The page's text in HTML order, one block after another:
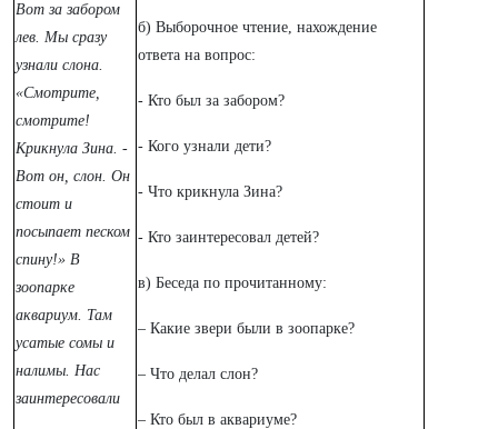
Вот за забором
лев. Мы сразу
узнали слона.
«Смотрите,
смотрите!
Крикнула Зина. -
Вот он, слон. Он
стоит и
посыпает песком
спину!» В
зоопарке
аквариум. Там
усатые сомы и
налимы. Нас
заинтересовали
б) Выборочное чтение, нахождение
ответа на вопрос:
- Кто был за забором?
- Кого узнали дети?
- Что крикнула Зина?
- Кто заинтересовал детей?
в) Беседа по прочитанному:
– Какие звери были в зоопарке?
– Что делал слон?
– Кто был в аквариуме?